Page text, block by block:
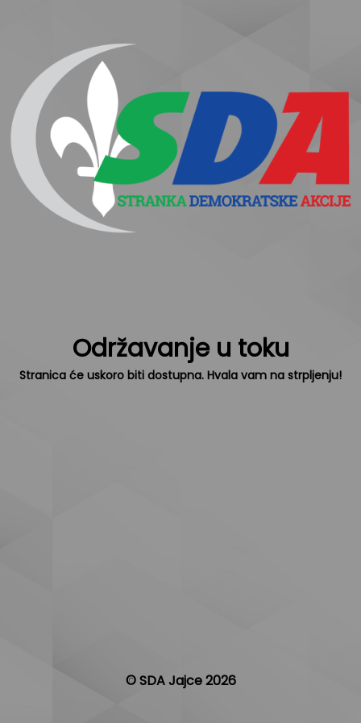
Održavanje u toku
Stranica će uskoro biti dostupna. Hvala vam na strpljenju!
© SDA Jajce 2026